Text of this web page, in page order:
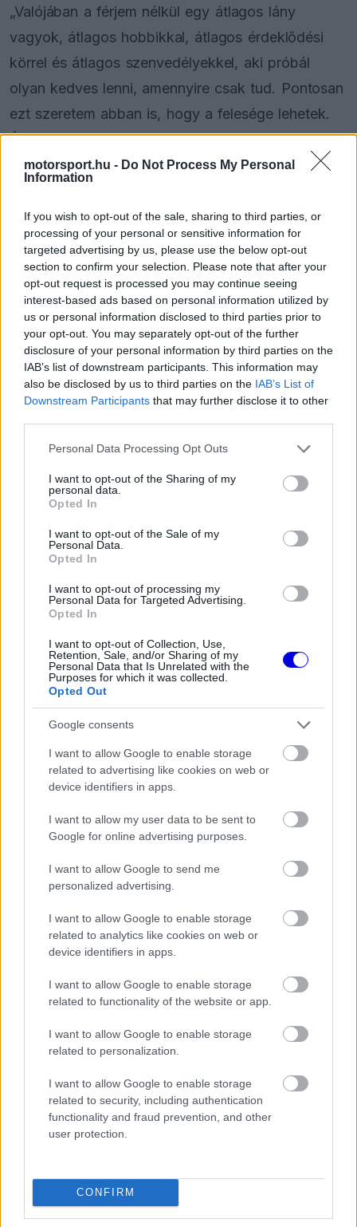
motorsport.hu - Do Not Process My Personal
Information
If you wish to opt-out of the sale, sharing to third parties, or
processing of your personal or sensitive information for
targeted advertising by us, please use the below opt-out
section to confirm your selection. Please note that after your
opt-out request is processed you may continue seeing
interest-based ads based on personal information utilized by
us or personal information disclosed to third parties prior to
your opt-out. You may separately opt-out of the further
disclosure of your personal information by third parties on the
IAB’s list of downstream participants. This information may
also be disclosed by us to third parties on the IAB’s List of
Downstream Participants that may further disclose it to other
Please note that this website/app uses one or more Google
not limited to your visit or usage behaviour. You may click to
grant or deny consent to Google and its third-party tags to
use your data for below specified purposes in below Google
consent section.
Personal Data Processing Opt Outs
I want to opt-out of the Sharing of my
personal data.
Opted In
I want to opt-out of the Sale of my
Personal Data.
Opted In
I want to opt-out of processing my
Personal Data for Targeted Advertising.
Opted In
I want to opt-out of Collection, Use,
Retention, Sale, and/or Sharing of my
Personal Data that Is Unrelated with the
Purposes for which it was collected.
Opted Out
Google consents
I want to allow Google to enable storage
related to advertising like cookies on web or
device identifiers in apps.
I want to allow my user data to be sent to
Google for online advertising purposes.
I want to allow Google to send me
personalized advertising.
I want to allow Google to enable storage
related to analytics like cookies on web or
device identifiers in apps.
I want to allow Google to enable storage
related to functionality of the website or app.
I want to allow Google to enable storage
related to personalization.
I want to allow Google to enable storage
related to security, including authentication
functionality and fraud prevention, and other
user protection.
CONFIRM
„Valójában a férjem nélkül egy átlagos lány
vagyok, átlagos hobbikkal, átlagos érdeklődési
körrel és átlagos szenvedélyekkel, aki próbál
olyan kedves lenni, amennyire csak tud. Pontosan
ezt szeretem abban is, hogy a felesége lehetek.
És ezzel semmi probléma nincs” – írta Alexandra.
Video
Player
is
loading.
This
is
a
modal
window.
the server or network failed or because the format
is not supported.
Keményebb stílust vett fel
emberek értékét nem a hírnév vagy a foglalkozás
határozza meg. „Valószínűleg te is ilyen vagy, és
ez nagyszerű. Nem mindannyiunkból lesz énekes,
orvos, színész vagy sportoló, és ez semmit nem
vesz el egy ember értékéből. Az számít, hogy
milyen ember vagy, hogyan bánsz másokkal, és
mire használod a szabadidődet. Gondolkodj el
ezen.”
EZEKET IS AJÁNLJUK
FORMA-1
Christian Horner lehet a Williams
megmentője
FORMA-1
Minden lapját egyetlen pilótára
teheti fel a Ferrari
Sainz visszatérne a Red Bullhoz,
ahol a győzelemért harcolhatna
képsorozata alatt jelent meg, ahol Leclerc végül a
8. helyen zárt. Alexandra aFerrarivörös színeire
utalva piros bőrnadrágot viselt fehér pólóval, apró
bejegyzéshez mindössze ennyit írt: „Túl sok?”